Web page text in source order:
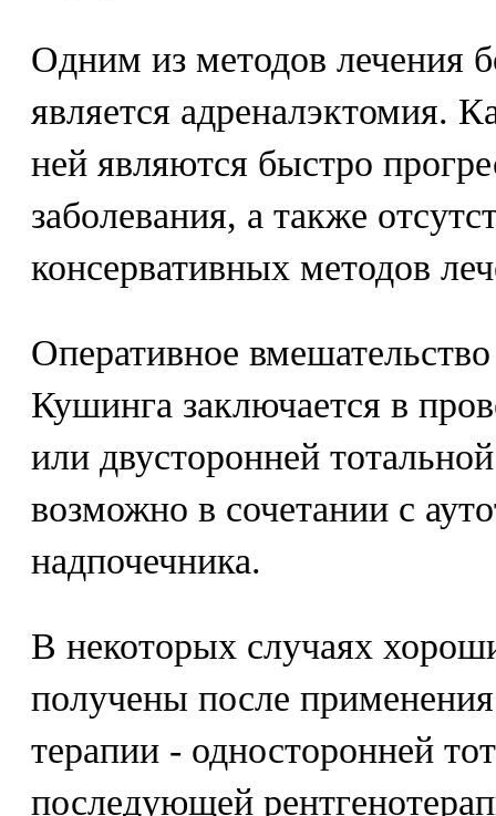
Одним из методов лечения
является адреналэктомия.
ней являются быстро
заболевания, а также
консервативных методов
Оперативное
Кушинга заключается в
или двусторонней
возможно в сочетании с
надпочечника.
В некоторых случаях
получены после
терапии - односторонней
последующей